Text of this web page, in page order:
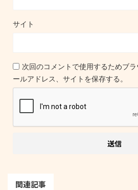
サイト
次回のコメントで使用するためブ
ールアドレス、サイトを保存する。
関連記事